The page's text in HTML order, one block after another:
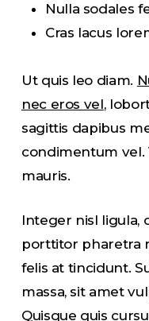
Nulla sodales
Cras lacus
Ut quis leo diam.
nec eros vel,
sagittis dapibus
condimentum vel.
mauris.
Integer nisl ligula,
porttitor pharetra
felis at tincidunt.
massa, sit amet
Quisque quis